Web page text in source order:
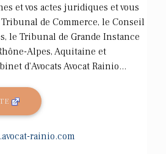
et vos actes juridiques et vous
de Commerce, le Conseil
le Tribunal de Grande Instance
Alpes, Aquitaine et
d'Avocats Avocat Rainio...
rainio.com